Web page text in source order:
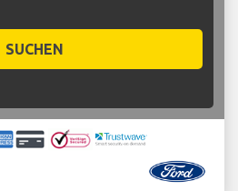
SUCHEN